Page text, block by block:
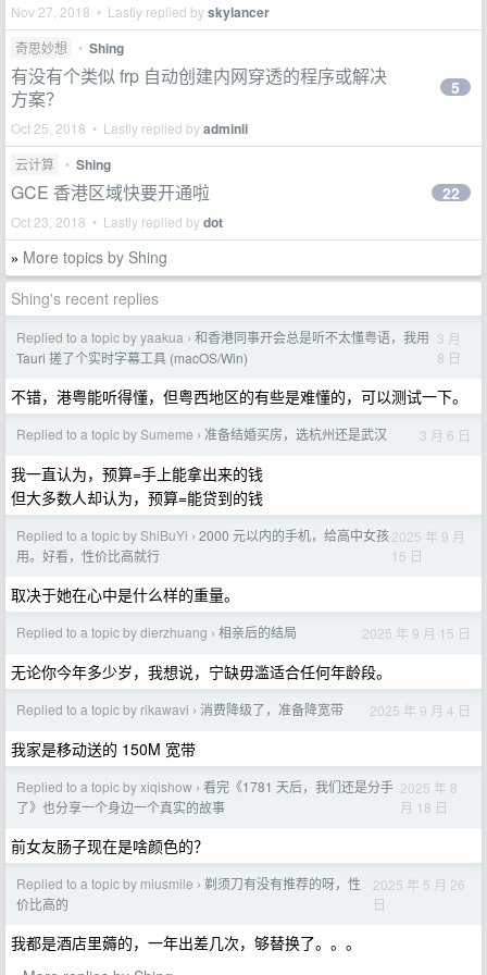
Nov 27, 2018 • Lastly replied byskylancer
奇思妙想 • Shing
有没有个类似 frp 自动创建内网穿透的程序或解决
方案？
Oct 25, 2018 • Lastly replied byadminii
5
云计算 • Shing
GCE 香港区域快要开通啦
Oct 23, 2018 • Lastly replied bydot
22
» More topics by Shing
Shing's recent replies
Replied to a topic by yaakua › 和香港同事开会总是听不太懂粤语，我用
Tauri 搓了个实时字幕工具 (macOS/Win)
3 月
8 日
不错，港粤能听得懂，但粤西地区的有些是难懂的，可以测试一下。
Replied to a topic by Sumeme › 准备结婚买房，选杭州还是武汉 3 月 6 日
我一直认为，预算=手上能拿出来的钱
但大多数人却认为，预算=能贷到的钱
Replied to a topic by ShiBuYi › 2000 元以内的手机，给高中女孩
用。好看，性价比高就行
2025 年 9 月
15 日
取决于她在心中是什么样的重量。
Replied to a topic by dierzhuang › 相亲后的结局 2025 年 9 月 15 日
无论你今年多少岁，我想说，宁缺毋滥适合任何年龄段。
Replied to a topic by rikawavi › 消费降级了，准备降宽带 2025 年 9 月 4 日
我家是移动送的 150M 宽带
Replied to a topic by xiqishow › 看完《1781 天后，我们还是分手
了》也分享一个身边一个真实的故事
2025 年 8
月 18 日
前女友肠子现在是啥颜色的？
Replied to a topic by miusmile › 剃须刀有没有推荐的呀，性
价比高的
2025 年 5 月 26
日
我都是酒店里薅的，一年出差几次，够替换了。。。